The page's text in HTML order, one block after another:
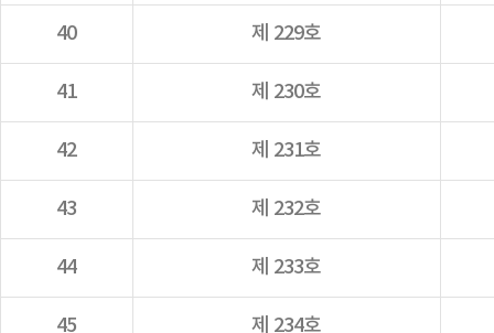
40 제 229호
41 제 230호
42 제 231호
43 제 232호
44 제 233호
45 제 234호